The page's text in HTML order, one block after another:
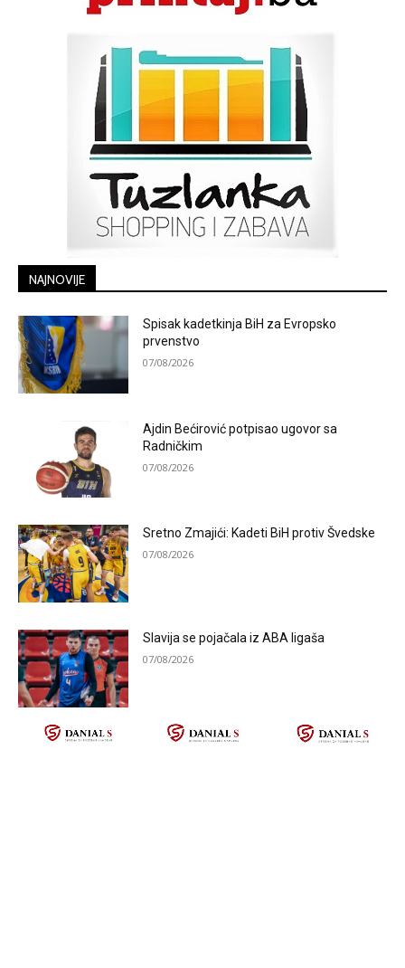
NAJNOVIJE
Spisak kadetkinja BiH za Evropsko
prvenstvo
07/08/2026
Ajdin Bećirović potpisao ugovor sa
Radničkim
07/08/2026
Sretno Zmajići: Kadeti BiH protiv Švedske
07/08/2026
Slavija se pojačala iz ABA ligaša
07/08/2026